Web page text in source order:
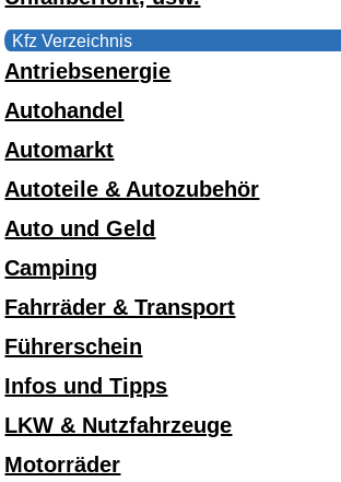
Kfz Verzeichnis
Antriebsenergie
Autohandel
Automarkt
Autoteile & Autozubehör
Auto und Geld
Camping
Fahrräder & Transport
Führerschein
Infos und Tipps
LKW & Nutzfahrzeuge
Motorräder